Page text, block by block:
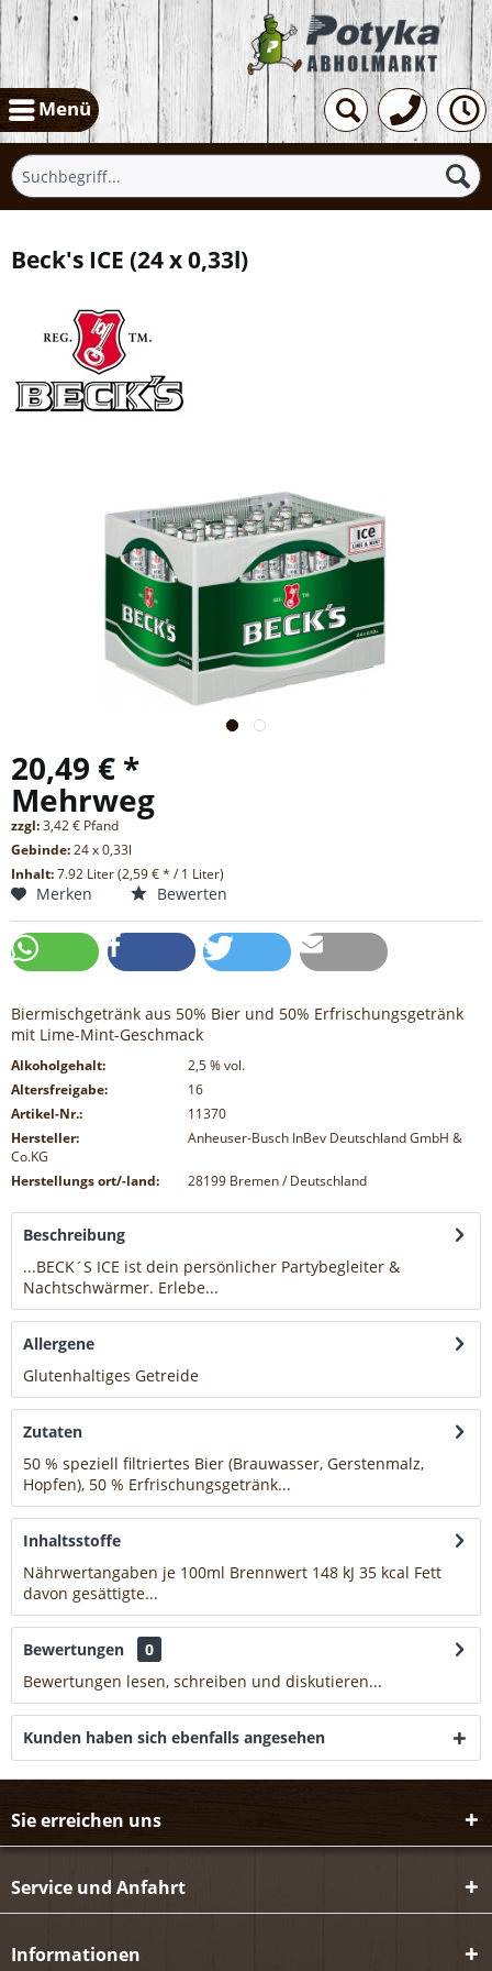
Menü
Beck's ICE (24 x 0,33l)
20,49 € *
Mehrweg
zzgl:3,42 € Pfand
Gebinde:24 x 0,33l
Inhalt:7.92 Liter (2,59 € * / 1 Liter)
Merken Bewerten
Biermischgetränk aus 50% Bier und 50% Erfrischungsgetränk
mit Lime-Mint-Geschmack
Alkoholgehalt: 2,5% vol.
Altersfreigabe:
16
Artikel-Nr.:
11370
Hersteller:
Anheuser-Busch InBev Deutschland GmbH &
Co.KG
Herstellungs ort/-land:
28199 Bremen / Deutschland
Beschreibung
...BECK´S ICE ist dein persönlicher Partybegleiter &
Nachtschwärmer. Erlebe...
Allergene
Glutenhaltiges Getreide
Zutaten
50 % speziell filtriertes Bier (Brauwasser, Gerstenmalz,
Hopfen), 50 % Erfrischungsgetränk...
Inhaltsstoffe
Nährwertangaben je 100ml Brennwert 148 kJ 35 kcal Fett
davon gesättigte...
Bewertungen
0
Bewertungen lesen, schreiben und diskutieren...
Kunden haben sich ebenfalls angesehen
Sie erreichen uns
Service und Anfahrt
Informationen